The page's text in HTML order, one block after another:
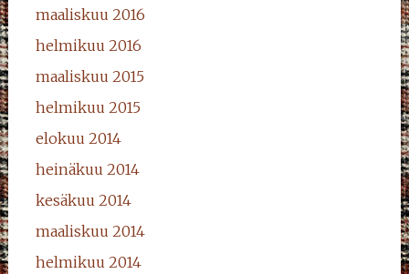
maaliskuu 2016
helmikuu 2016
maaliskuu 2015
helmikuu 2015
elokuu 2014
heinäkuu 2014
kesäkuu 2014
maaliskuu 2014
helmikuu 2014